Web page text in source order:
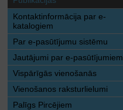
Kontaktinformācija par e-
katalogiem
Par e-pasūtījumu sistēmu
Jautājumi par e-pasūtījumiem
Vispārīgās vienošanās
Vienošanos raksturlielumi
Palīgs Pircējiem